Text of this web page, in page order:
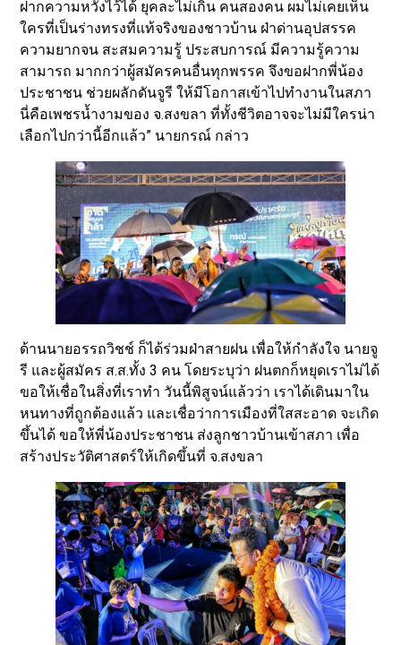
ฝากความหวังไว้ได้ ยุคละไม่เกิน คนสองคน ผมไม่เคยเห็น
ใครที่เป็นร่างทรงที่แท้จริงของชาวบ้าน ฝ่าด่านอุปสรรค
ความยากจน สะสมความรู้ ประสบการณ์ มีความรู้ความ
สามารถ มากกว่าผู้สมัครคนอื่นทุกพรรค จึงขอฝากพี่น้อง
ประชาชน ช่วยผลักดันจูรี ให้มีโอกาสเข้าไปทำงานในสภา
นี่คือเพชรน้ำงามของ จ.สงขลา ที่ทั้งชีวิตอาจจะไม่มีใครน่า
เลือกไปกว่านี้อีกแล้ว” นายกรณ์ กล่าว
ด้านนายอรรถวิชช์ ก็ได้ร่วมฝ่าสายฝน เพื่อให้กำลังใจ นายจู
รี และผู้สมัคร ส.ส.ทั้ง 3 คน โดยระบุว่า ฝนตกก็หยุดเราไม่ได้
ขอให้เชื่อในสิ่งที่เราทำ วันนี้พิสูจน์แล้วว่า เราได้เดินมาใน
หนทางที่ถูกต้องแล้ว และเชื่อว่าการเมืองที่ใสสะอาด จะเกิด
ขึ้นได้ ขอให้พี่น้องประชาชน ส่งลูกชาวบ้านเข้าสภา เพื่อ
สร้างประวัติศาสตร์ให้เกิดขึ้นที่ จ.สงขลา